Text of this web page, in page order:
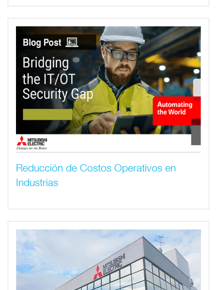
Reducción de Costos Operativos en
Industrias